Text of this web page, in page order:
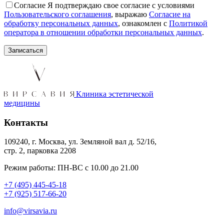
Согласие Я подтверждаю свое согласие с условиями
Пользовательского соглашения, выражаю Согласие на
обработку персональных данных, ознакомлен с Политикой
оператора в отношении обработки персональных данных.
Клиника эстетической
медицины
Контакты
109240, г. Москва, ул. Земляной вал д. 52/16,
стр. 2, парковка 2208
Режим работы: ПН-ВС с 10.00 до 21.00
+7 (495) 445-45-18
+7 (925) 517-66-20
info@virsavia.ru